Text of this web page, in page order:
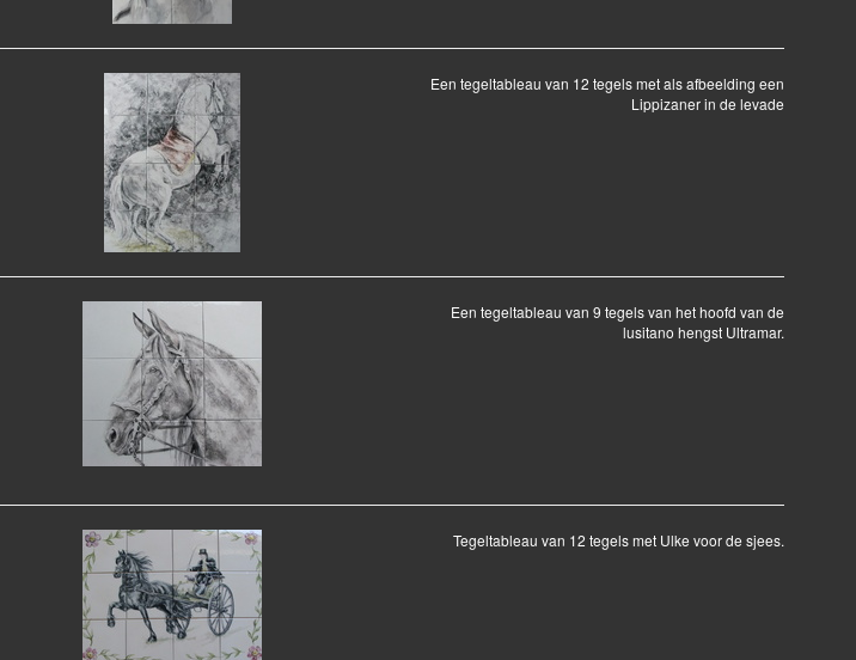
Een tegeltableau van 12 tegels met als afbeelding een
Lippizaner in de levade
Een tegeltableau van 9 tegels van het hoofd van de
lusitano hengst Ultramar.
Tegeltableau van 12 tegels met Ulke voor de sjees.